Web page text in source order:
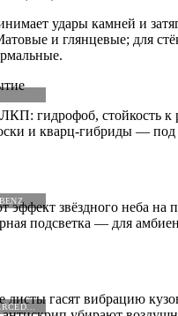
ПЕРЕТЯЖКА САЛОНА MERCEDES-BENZ
удары камней и
и глянцевые; для
гидрофоб, стойкость к
и кварц-гибриды — под
эффект звёздного неба на
подсветка — для
листы гасят вибрацию